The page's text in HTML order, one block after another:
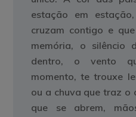
estação em
cruzam contigo e
memória, o silêncio
dentro, o vento
momento, te trouxe
ou a chuva que traz o
que se abrem,